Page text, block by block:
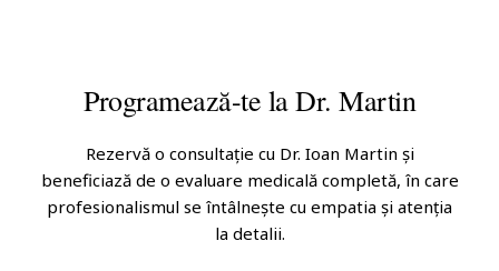
Programează-te laDr. Martin
Rezervă o consultație cu Dr. Ioan Martin și
beneficiază de o evaluare medicală completă, în care
profesionalismul se întâlnește cu empatia și atenția
la detalii.